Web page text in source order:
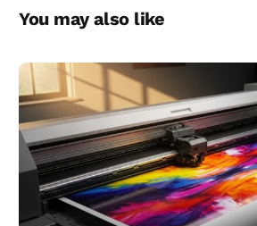
You may also like